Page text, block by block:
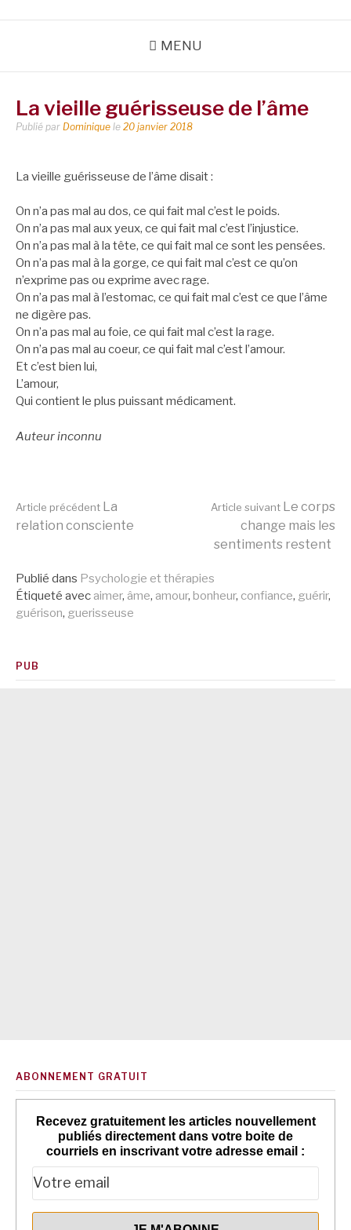
MENU
La vieille guérisseuse de l’âme
Publié par Dominique le 20 janvier 2018
La vieille guérisseuse de l’âme disait :
On n’a pas mal au dos, ce qui fait mal c’est le poids.
On n’a pas mal aux yeux, ce qui fait mal c’est l’injustice.
On n’a pas mal à la tête, ce qui fait mal ce sont les pensées.
On n’a pas mal à la gorge, ce qui fait mal c’est ce qu’on
n’exprime pas ou exprime avec rage.
On n’a pas mal à l’estomac, ce qui fait mal c’est ce que l’âme
ne digère pas.
On n’a pas mal au foie, ce qui fait mal c’est la rage.
On n’a pas mal au coeur, ce qui fait mal c’est l’amour.
Et c’est bien lui,
L’amour,
Qui contient le plus puissant médicament.
Auteur inconnu
Lire
la
suite
Article précédent La
relation consciente
Article suivant Le corps
change mais les
sentiments restent
Publié dans Psychologie et thérapies
Étiqueté avec aimer, âme, amour, bonheur, confiance, guérir,
guérison, guerisseuse
PUB
ABONNEMENT GRATUIT
Recevez gratuitement les articles nouvellement
publiés directement dans votre boite de
courriels en inscrivant votre adresse email :